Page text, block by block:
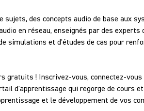
sujets, des concepts audio de base aux
en réseau, enseignés par des experts
simulations et d'études de cas pour
gratuits ! Inscrivez-vous, connectez-vous
d'apprentissage qui regorge de cours
et le développement de vos